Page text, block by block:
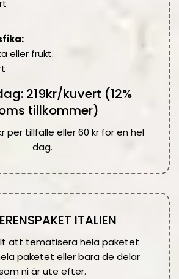
eller frukt.
219kr/kuvert (12%
tillkommer)
per tillfälle eller 60 kr för en hel
dag.
ITALIEN
att tematisera hela paketet
paketet eller bara de delar
ni är ute efter.